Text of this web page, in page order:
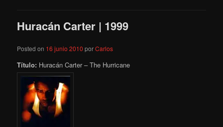
Huracán Carter | 1999
Posted on 16 junio 2010 porCarlos
Título: Huracán Carter – The Hurricane